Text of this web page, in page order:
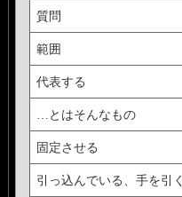
質問
範囲
代表する
…とはそんなもの
固定させる
引っ込んでいる、手を引く